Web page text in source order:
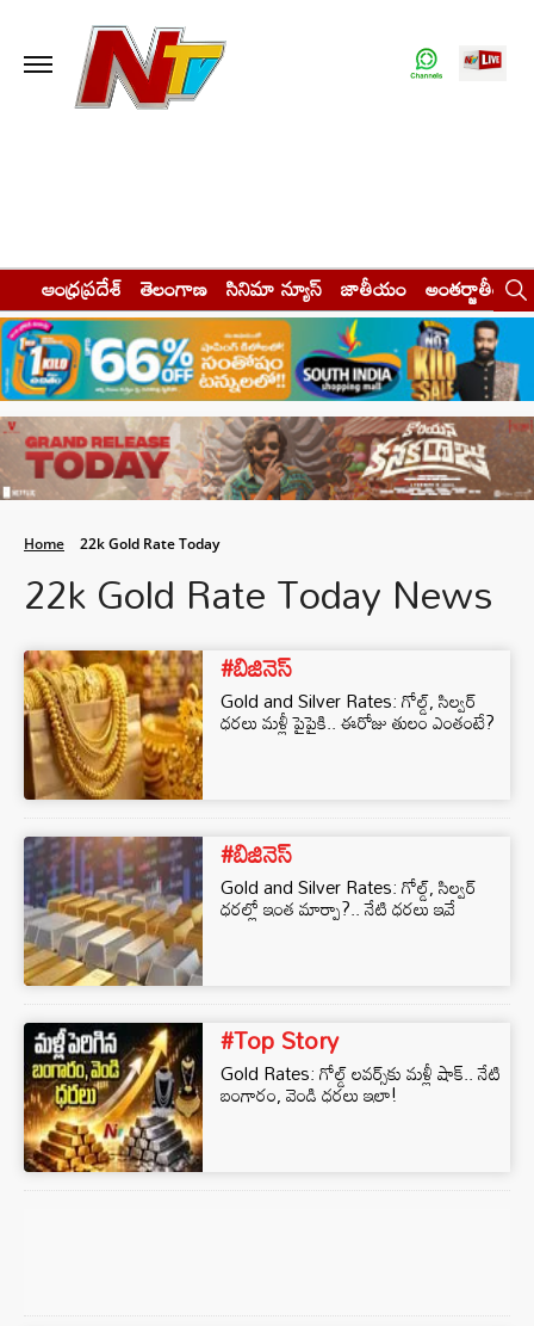
ఆంధ్రప్రదేశ్ తెలంగాణ సినిమా న్యూస్ జాతీయం అంతర్జాతీయం
Home 22k Gold Rate Today
22k Gold Rate Today News
#బిజినెస్‌
Gold and Silver Rates: గోల్డ్, సిల్వర్
ధరలు మళ్లీ పైపైకి.. ఈరోజు తులం ఎంతంటే?
#బిజినెస్‌
Gold and Silver Rates: గోల్డ్, సిల్వర్
ధరల్లో ఇంత మార్పా?.. నేటి ధరలు ఇవే
#Top Story
Gold Rates: గోల్డ్ లవర్స్‌కు మళ్లీ షాక్.. నేటి
బంగారం, వెండి ధరలు ఇలా!